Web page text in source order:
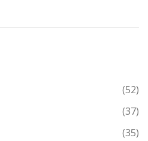
(52)
(37)
(35)